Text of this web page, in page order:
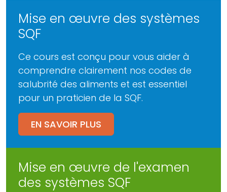
Mise en œuvre des systèmes
SQF
Ce cours est conçu pour vous aider à
comprendre clairement nos codes de
salubrité des aliments et est essentiel
pour un praticien de la SQF.
EN SAVOIR PLUS
Mise en œuvre de l'examen
des systèmes SQF